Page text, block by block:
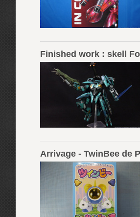
Finished work : skell
Arrivage - TwinBee de